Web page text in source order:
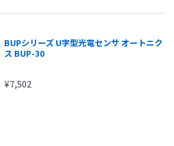
BUPシリーズ U字型光電センサ オートニク
ス BUP-30
¥7,502